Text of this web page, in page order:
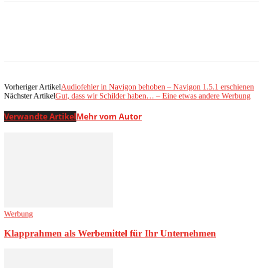
Vorheriger ArtikelAudiofehler in Navigon behoben – Navigon 1.5.1 erschienen
Nächster ArtikelGut, dass wir Schilder haben… – Eine etwas andere Werbung
Verwandte ArtikelMehr vom Autor
Werbung
Klapprahmen als Werbemittel für Ihr Unternehmen